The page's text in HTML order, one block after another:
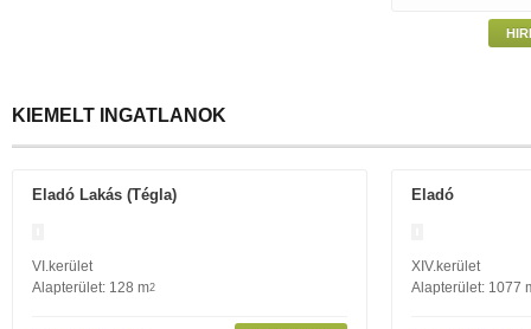
KIEMELT INGATLANOK
Eladó Lakás (tégla)
VI.kerület
Alapterület: 128 m2
Eladó
XIV.kerület
Alapterület: 1077